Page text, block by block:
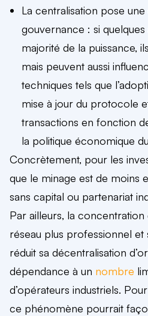
La centralisation pose
gouvernance : si
majorité de la puissance,
mais peuvent aussi
techniques tels que
mise à jour du protocole
transactions en fonction
la politique économique
Concrètement, pour les
que le minage est de moins
sans capital ou partenariat
Par ailleurs, la
réseau plus professionnel et
réduit sa décentralisation
dépendance à un nombre
d’opérateurs industriels.
ce phénomène pourrait